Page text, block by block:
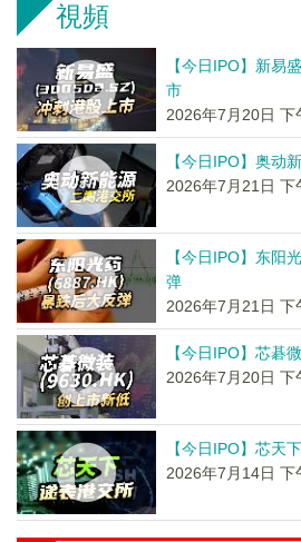
視頻
【今日IPO】新易
市
2026年7月20日 下
【今日IPO】奥动
2026年7月21日 下
【今日IPO】东阳
弹
2026年7月21日 下
【今日IPO】芯碁
2026年7月20日 下
【今日IPO】芯天
2026年7月14日 下